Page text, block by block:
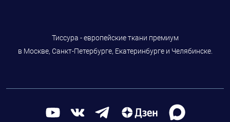
Тиссура - европейские ткани премиум
в Москве, Санкт-Петербурге, Екатеринбурге и Челябинске.